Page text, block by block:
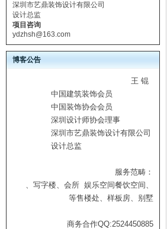
深圳市艺鼎装饰设计有限公司
设计总监
项目咨询
ydzhsh@163.com
博客公告
王 锟
中国建筑装饰会员
中国装饰协会会员
深圳设计师协会理事
深圳市艺鼎装饰设计有限公司
设计总监
服务范畴：
餐饮空间、
娱乐空间
、写字楼、会所
售楼处、样板房、别墅
等
商务合作QQ:2524450885